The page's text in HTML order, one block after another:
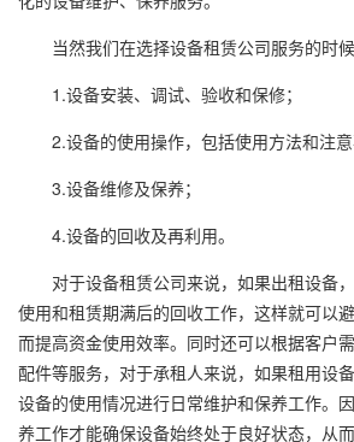
当然我们在选择设备租赁公司服务的时候
1.设备安装、调试、验收和保修；
2.设备的使用操作，包括使用方法和注意
3.设备维修及保养；
4.设备的回收及再利用。
对于设备租赁公司来说，如果出租设备
使用和租赁期满后的回收工作，这样就可以
而提高资金使用效率。同时还可以根据客户
配件等服务，对于承租人来说，如果租用设
设备的使用情况进行日常维护和保养工作。
养工作才能确保设备始终处于良好状态，从